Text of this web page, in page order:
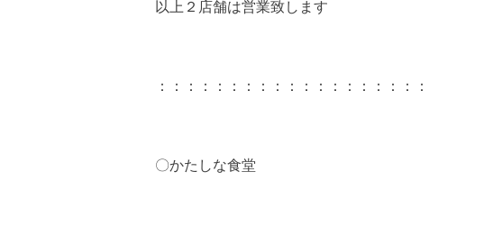
以上２店舗は営業致します
：：：：：：：：：：：：：：：：：：：
〇かたしな食堂